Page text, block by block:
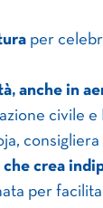
per
anche in
civile
crea
per